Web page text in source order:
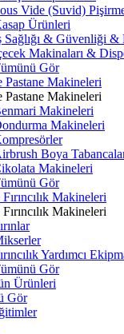
Vide (Suvid)
Ürünleri
Sağlığı & Güvenliği
Makinaları &
Gör
Pastane Makineleri
Pastane Makineleri
Makineleri
Makineleri
Boya
Makineleri
Gör
Fırıncılık Makineleri
Fırıncılık Makineleri
Yardımcı
Gör
Ürünleri
Gör